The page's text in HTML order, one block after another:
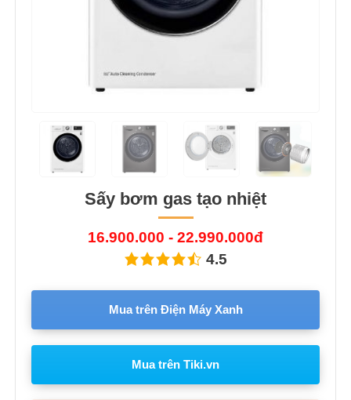
Sấy bơm gas tạo nhiệt
16.900.000 - 22.990.000đ
4.5
Mua trên Điện Máy Xanh
Mua trên Tiki.vn